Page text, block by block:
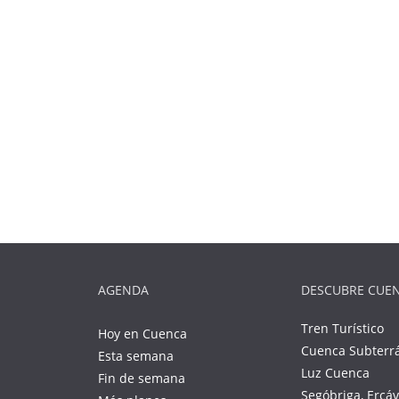
AGENDA
Hoy en Cuenca
Esta semana
Fin de semana
DESCUBRE
Tren Turístico
Cuenca
Luz Cuenca
Segóbriga,